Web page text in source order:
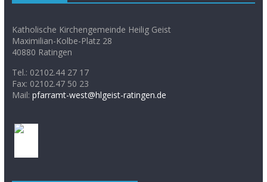
Katholische Kirchengemeinde Heilig Geist
Maximilian-Kolbe-Platz 28
40880 Ratingen
Tel.: 02102.44 27 17
Fax: 02102.47 50 23
Mail: pfarramt-west@hlgeist-ratingen.de